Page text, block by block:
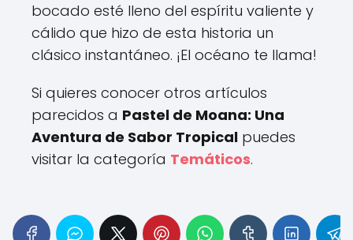
bocado esté lleno del espíritu valiente y
cálido que hizo de esta historia un
clásico instantáneo. ¡El océano te llama!
Si quieres conocer otros artículos
parecidos a Pastel de Moana: Una
Aventura de Sabor Tropical puedes
visitar la categoría Temáticos.